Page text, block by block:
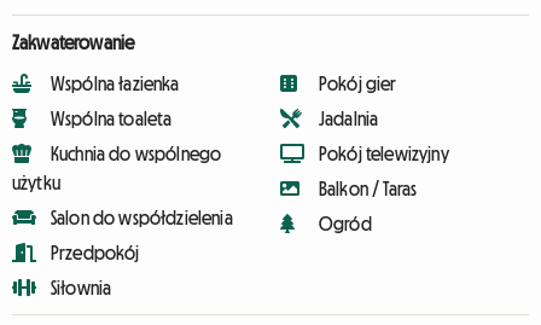
Zakwaterowanie
Wspólna łazienka
Wspólna toaleta
Kuchnia do wspólnego
użytku
Salon do współdzielenia
Przedpokój
Siłownia
Pokój gier
Jadalnia
Pokój telewizyjny
Balkon / Taras
Ogród